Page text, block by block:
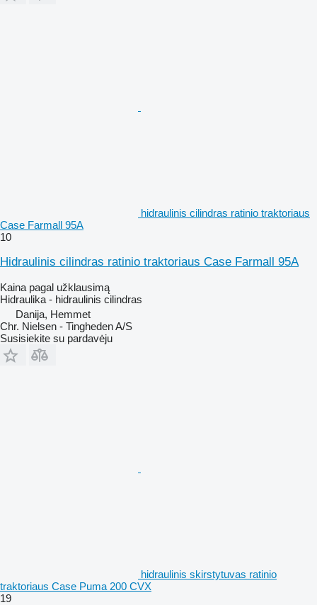
hidraulinis cilindras ratinio traktoriaus
Case Farmall 95A
10
Hidraulinis cilindras ratinio traktoriaus Case Farmall 95A
Kaina pagal užklausimą
Hidraulika - hidraulinis cilindras
Danija, Hemmet
Chr. Nielsen - Tingheden A/S
Susisiekite su pardavėju
hidraulinis skirstytuvas ratinio
traktoriaus Case Puma 200 CVX
19